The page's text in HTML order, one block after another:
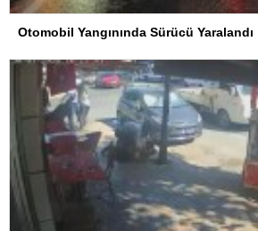
Otomobil Yangınında Sürücü Yaralandı